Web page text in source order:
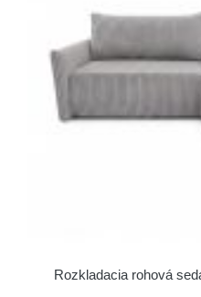
Rozkladacia rohová